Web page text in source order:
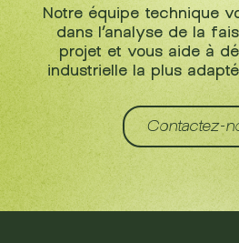
Notre équipe technique
dans l’analyse de la
projet et vous aide à
industrielle la plus
Contactez-